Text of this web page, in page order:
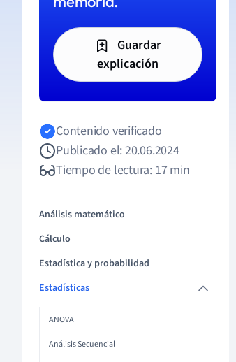
Guardar
explicación
Contenido verificado
Publicado el: 20.06.2024
Tiempo de lectura: 17 min
Análisis matemático
Cálculo
Estadística y probabilidad
Estadísticas
ANOVA
Análisis Secuencial